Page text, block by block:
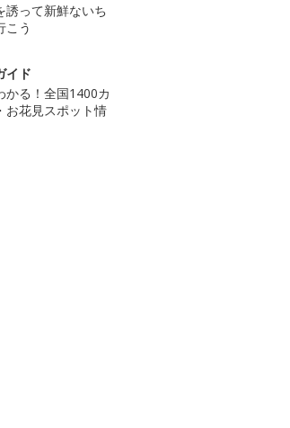
誘って新鮮ないち
こう
イド
かる！全国1400カ
お花見スポット情